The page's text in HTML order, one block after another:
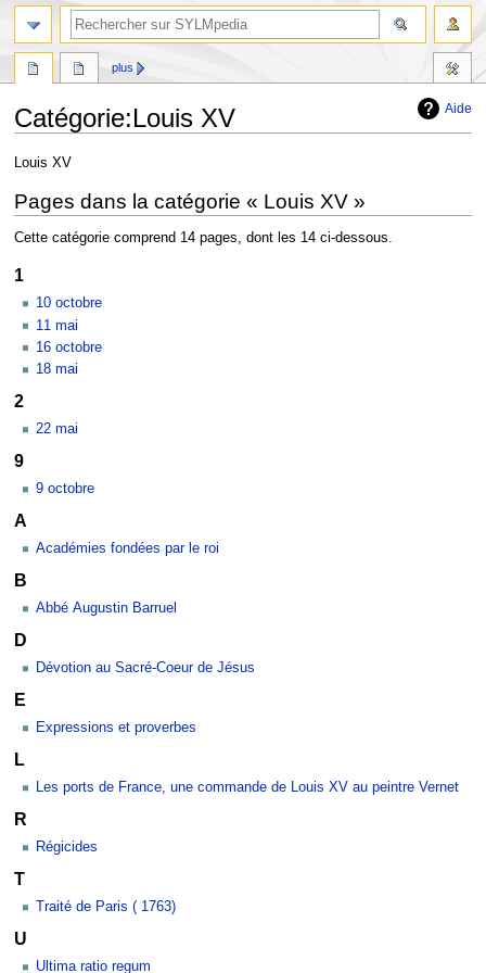
Aide
Catégorie:Louis XV
Aller
la
Aller
la
Louis XV
Pages dans la catégorie « Louis XV »
Cette catégorie comprend 14 pages, dont les 14 ci-dessous.
1
10 octobre
11 mai
16 octobre
18 mai
2
22 mai
9
9 octobre
A
Académies fondées par le roi
B
Abbé Augustin Barruel
D
Dévotion au Sacré-Coeur de Jésus
E
Expressions et proverbes
L
Les ports de France, une commande de Louis XV au peintre Vernet
R
Régicides
T
Traité de Paris ( 1763)
U
Ultima ratio regum
plus